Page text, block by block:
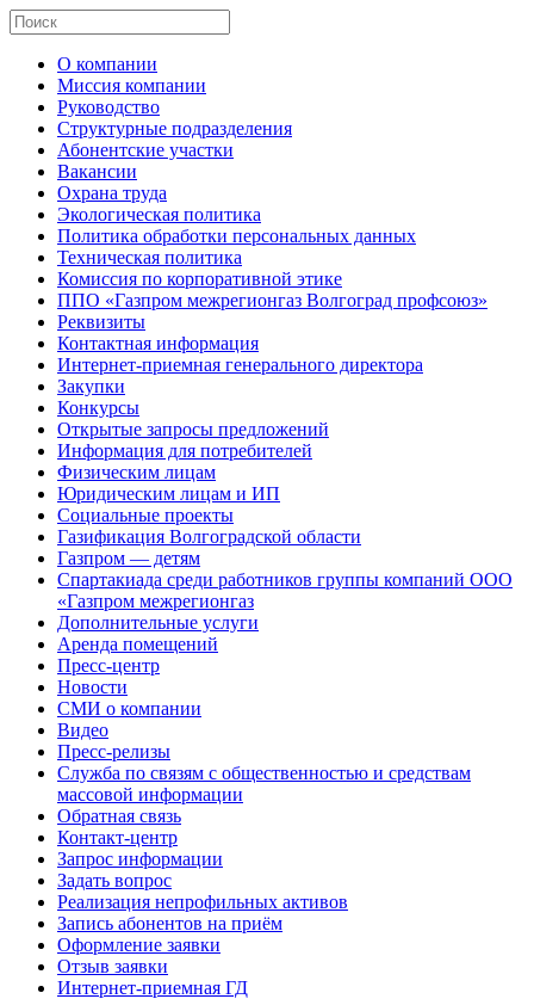
О компании
Миссия компании
Руководство
Структурные подразделения
Абонентские участки
Вакансии
Охрана труда
Экологическая политика
Политика обработки персональных данных
Техническая политика
Комиссия по корпоративной этике
ППО «Газпром межрегионгаз Волгоград профсоюз»
Реквизиты
Контактная информация
Интернет-приемная генерального директора
Закупки
Конкурсы
Открытые запросы предложений
Информация для потребителей
Физическим лицам
Юридическим лицам и ИП
Социальные проекты
Газификация Волгоградской области
Газпром — детям
Спартакиада среди работников группы компаний ООО
«Газпром межрегионгаз
Дополнительные услуги
Аренда помещений
Пресс-центр
Новости
СМИ о компании
Видео
Пресс-релизы
Служба по связям с общественностью и средствам
массовой информации
Обратная связь
Контакт-центр
Запрос информации
Задать вопрос
Реализация непрофильных активов
Запись абонентов на приём
Оформление заявки
Отзыв заявки
Интернет-приемная ГД